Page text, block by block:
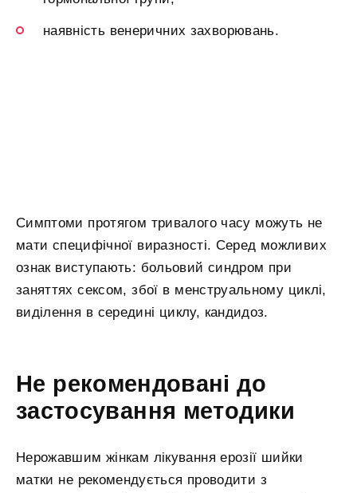
наявність венеричних захворювань.
Симптоми протягом тривалого часу можуть не
мати специфічної виразності. Серед можливих
ознак виступають: больовий синдром при
заняттях сексом, збої в менструальному циклі,
виділення в середині циклу, кандидоз.
Не рекомендовані до
застосування методики
Нерожавшим жінкам лікування ерозії шийки
матки не рекомендується проводити з